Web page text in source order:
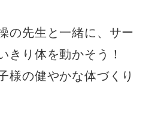
の先生と一緒に、サー
きり体を動かそう！
様の健やかな体づくり